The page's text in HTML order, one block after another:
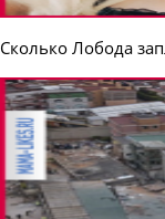
Сколько Лобода